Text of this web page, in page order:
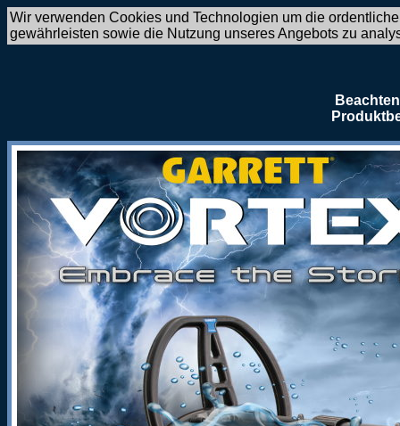
Wir verwenden Cookies und Technologien um die
gewährleisten sowie die Nutzung unseres Angebots zu